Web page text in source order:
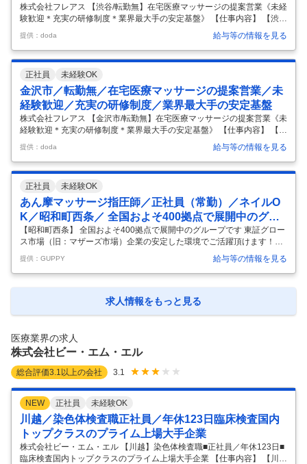
株式会社フレアス 【渋谷/転勤無】在宅医療マッサージの提案営業《未経
験歓迎＊充実の研修制度＊業界最大手の安定基盤》 【仕事内容】 【渋
谷/転勤無】在宅医療マッサージの提案営業《未経験歓迎＊充実の研修制
度＊業界最大手の安定基盤》 【具体的な仕事内容】 ～東証グロース上場
／医療関連サービスを全国で397拠点に展開／業界未経験者も活躍中◎
～ ＼おすすめポイント／ ・東証グロース上場企業であり、在宅医療ニー
ズの拡大を背景に、今後も市場成長が期待できます。 ・約3ヶ月の研修
期間あり、営業基礎から業界知識、ロープレ、同行まで段階的に学べる
環境です。 ・在宅医療サービスを通じて、ご利用者様やご家族からの感
謝…
提供：doda 給与等の情報を見る
正社員 未経験OK
金沢市／転勤無／在宅医療マッサージの提案営業／未
経験歓迎／充実の研修制度／業界最大手の安定基盤
株式会社フレアス 【金沢市/転勤無】在宅医療マッサージの提案営業《未
経験歓迎＊充実の研修制度＊業界最大手の安定基盤》 【仕事内容】 【金
沢市/転勤無】在宅医療マッサージの提案営業《未経験歓迎＊充実の研修
制度＊業界最大手の安定基盤》 【具体的な仕事内容】 ～東証グロース上
場／医療関連サービスを全国で397拠点に展開／業界未経験者も活躍中
◎～ ＼おすすめポイント／ ・東証グロース上場企業であり、在宅医療ニ
ーズの拡大を背景に、今後も市場成長が期待できます。 ・約3ヶ月の研
修期間あり、営業基礎から業界知識、ロープレ、同行まで段階的に学べ
る環境です。 ・在宅医療サービスを通じて、ご利用者様やご家族からの
…
提供：doda 給与等の情報を見る
正社員 未経験OK
あん摩マッサージ指圧師／正社員（常勤）／ネイルO
K／昭和町西条／ 全国およそ400拠点で展開中のグル
ープです 東証グロース市場（旧：マザーズ市場）企業
の安定した環境でご活躍頂けます！
【昭和町西条】 全国およそ400拠点で展開中のグループです 東証グロー
ス市場（旧：マザーズ市場）企業の安定した環境でご活躍頂けます！
【主な仕事内容】 医師の同意の下、歩行困難な利用者宅や施設へ訪問
し、 循環改善や筋緊張の緩和を主な目的とした施術を行います。 ・訪問
手段は社用車で移動します。 ・1日の訪問件数は平均10件（日によっ
て、変動あり） ・1回の施術時間は20分 （鍼灸の施術も組み合わせる場
合は時間変動あり） ・施術日報や経過報告書の作成 ※営業や事務業務は
提供：GUPPY 給与等の情報を見る
求人情報をもっと見る
医療業界の求人
株式会社ビー・エム・エル
総合評価3.1 以上の会社 3.1
NEW 正社員 未経験OK
川越／染色体検査職正社員／年休123日臨床検査国内
トップクラスのプライム上場大手企業
株式会社ビー・エム・エル 【川越】染色体検査職■正社員／年休123日■
臨床検査国内トップクラスのプライム上場大手企業 【仕事内容】 【川